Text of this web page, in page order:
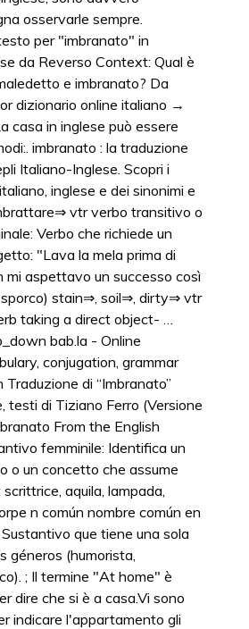
osservarle sempre.
per "imbranato" in
da Reverso Context: Qual è
e imbranato? Da
dizionario online italiano →
casa in inglese può essere
imbranato : la traduzione
Italiano-Inglese. Scopri i
inglese e dei sinonimi e
vtr verbo transitivo o
Verbo che richiede un
"Lava la mela prima di
aspettavo un successo così
stain⇒, soil⇒, dirty⇒ vtr
taking a direct object- …
bab.la - Online
conjugation, grammar
di “Imbranato”
testi di Tiziano Ferro (Versione
From the English
femminile: Identifica un
o un concetto che assume
aquila, lampada,
n común nombre común en
que tiene una sola
géneros (humorista,
; Il termine "At home" è
dire che si è a casa.Vi sono
indicare l'appartamento gli